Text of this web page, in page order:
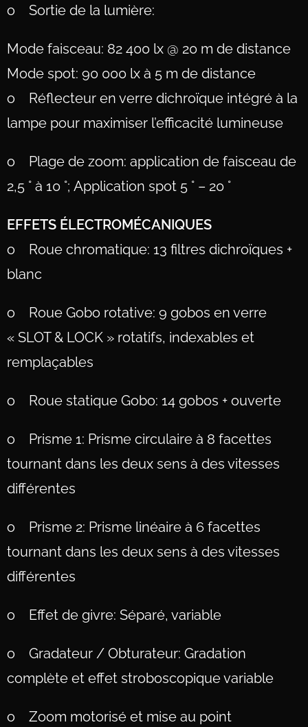
o Sortie de la lumière:
Mode faisceau: 82 400 lx @ 20 m de distance
Mode spot: 90 000 lx à 5 m de distance
o Réflecteur en verre dichroïque intégré à la
lampe pour maximiser l’efficacité lumineuse
o Plage de zoom: application de faisceau de
2,5 ° à 10 °; Application spot 5 ° – 20 °
EFFETS ÉLECTROMÉCANIQUES
o Roue chromatique: 13 filtres dichroïques +
blanc
o Roue Gobo rotative: 9 gobos en verre
« SLOT & LOCK » rotatifs, indexables et
remplaçables
o Roue statique Gobo: 14 gobos + ouverte
o Prisme 1: Prisme circulaire à 8 facettes
tournant dans les deux sens à des vitesses
différentes
o Prisme 2: Prisme linéaire à 6 facettes
tournant dans les deux sens à des vitesses
différentes
o Effet de givre: Séparé, variable
o Gradateur / Obturateur: Gradation
complète et effet stroboscopique variable
o Zoom motorisé et mise au point